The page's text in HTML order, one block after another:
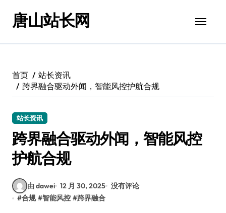
唐山站长网
首页
站长资讯
跨界融合驱动外闻，智能风控护航合规
站长资讯
跨界融合驱动外闻，智能风控
护航合规
由 dawei 12 月 30, 2025 没有评论
#合规 #智能风控 #跨界融合